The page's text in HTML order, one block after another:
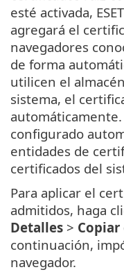
esté activada,
agregará el
navegadores
de forma
utilicen el
sistema, el
configurado
entidades de
certificados del
Para aplicar el
admitidos, haga
Detalles >
continuación,
navegador.